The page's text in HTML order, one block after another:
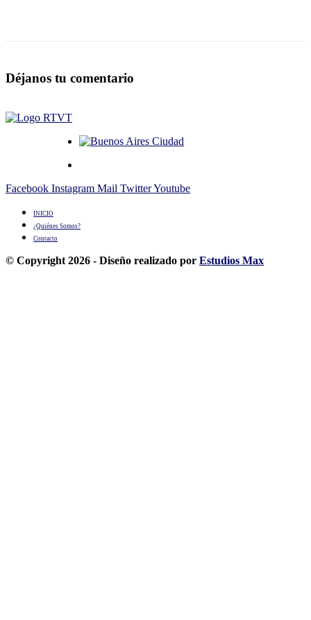
Déjanos tu comentario
Facebook Instagram Mail TwitterYoutube
INICIO
¿Quiénes Somos?
Contacto
© Copyright 2026 - Diseño realizado por Estudios Max